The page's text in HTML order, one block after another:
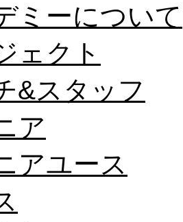
ミーについて
ェクト
&スタッフ
ア
アユース